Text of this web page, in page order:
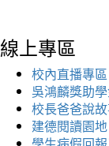
線上專區
校內直播專區
吳鴻麟獎助
校長爸爸說
建德閱讀園地